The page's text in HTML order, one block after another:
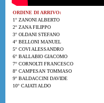
ORDINE DI ARRIVO:
1° ZANONI ALBERTO
2° ZANA FILIPPO
3° OLDANI STEFANO
4° BELLONI MANUEL
5° COVI ALESSANDRO
6° BALLABIO GIACOMO
7° CORNOLTI FRANCESCO
8° CAMPESAN TOMMASO
9° BALDACCINI DAVIDE
10° CAIATI ALDO